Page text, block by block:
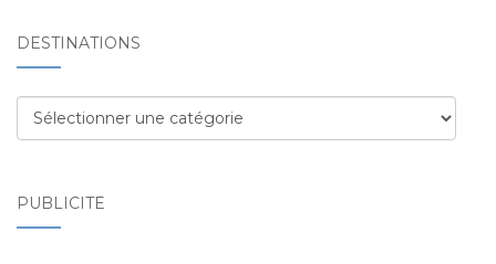
DESTINATIONS
Destinations
PUBLICITÉ